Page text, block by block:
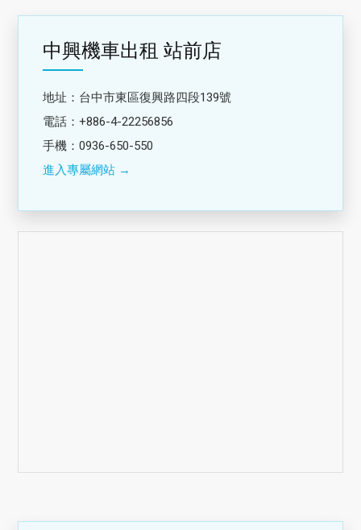
中興機車出租 站前店
地址：台中市東區復興路四段139號
電話：+886-4-22256856
手機：0936-650-550
進入專屬網站 →